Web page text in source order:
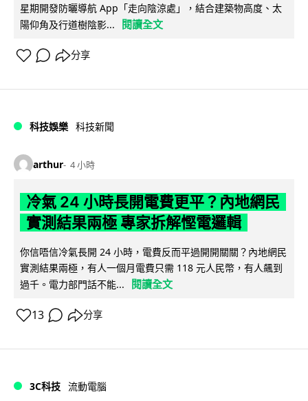
星期開發防曬導航 App「走向陰涼處」，結合建築物高度、太
陽仰角及行道樹陰影...
閱讀全文
分享
科技娛樂 科技新聞
arthur 4 小時
冷氣 24 小時長開電費更平？內地網民
實測結果兩極 專家拆解慳電邏輯
你信唔信冷氣長開 24 小時，電費反而平過開開關關？內地網民
實測結果兩極，有人一個月電費只需 118 元人民幣，有人飆到
過千。電力部門話不能...
閱讀全文
13 分享
3C科技 流動電腦